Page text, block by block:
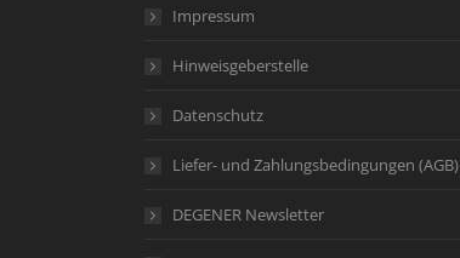
Impressum
Hinweisgeberstelle
Datenschutz
Liefer- und Zahlungsbedingungen (AGB)
DEGENER Newsletter